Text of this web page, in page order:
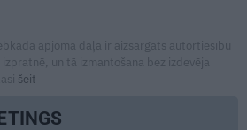
apjoma daļa ir aizsargāts autortiesību
un tā izmantošana bez izdevēja
šeit